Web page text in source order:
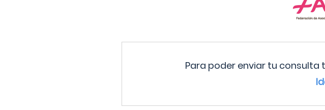
Para poder enviar tu consulta